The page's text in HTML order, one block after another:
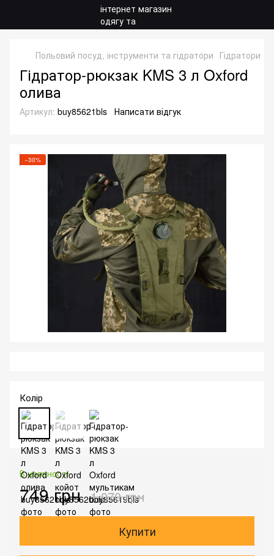
Польовий посуд, інструменти та гідратори Гідратори
Гідратор-рюкзак KMS 3 л Oxford
олива
Артикул: buy85621bls Написати відгук
−30%
Колір
В наявності
749 грн 1 070 грн
Купити